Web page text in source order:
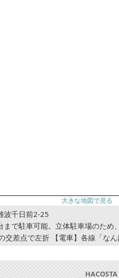
大きな地図で見る
波千日前2-25
で駐車可能。立体駐車場のため
交差点で左折 【電車】各線「な
HACOSTA